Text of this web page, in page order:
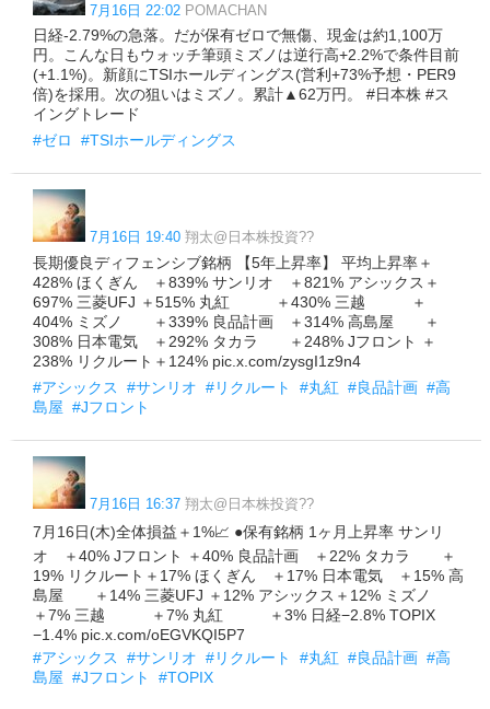
7月16日 22:02 POMACHAN
日経-2.79%の急落。だが保有ゼロで無傷、現金は約1,100万
円。こんな日もウォッチ筆頭ミズノは逆行高+2.2%で条件目前
(+1.1%)。新顔にTSIホールディングス(営利+73%予想・PER9
倍)を採用。次の狙いはミズノ。累計▲62万円。 #日本株 #ス
イングトレード
#ゼロ
#TSIホールディングス
7月16日 19:40 翔太@日本株投資??
長期優良ディフェンシブ銘柄 【5年上昇率】 平均上昇率＋
428% ほくぎん ＋839% サンリオ ＋821% アシックス＋
697% 三菱UFJ ＋515% 丸紅 ＋430% 三越 ＋
404% ミズノ ＋339% 良品計画 ＋314% 高島屋 ＋
308% 日本電気 ＋292% タカラ ＋248% Jフロント ＋
238% リクルート＋124% pic.x.com/zysgI1z9n4
#アシックス
#サンリオ #リクルート #丸紅 #良品計画 #高
島屋 #Jフロント
7月16日 16:37 翔太@日本株投資??
7月16日(木)全体損益＋1%📈 ●保有銘柄 1ヶ月上昇率 サンリ
オ ＋40% Jフロント ＋40% 良品計画 ＋22% タカラ ＋
19% リクルート＋17% ほくぎん ＋17% 日本電気 ＋15% 高
島屋 ＋14% 三菱UFJ ＋12% アシックス＋12% ミズノ
＋7% 三越 ＋7% 丸紅 ＋3% 日経−2.8% TOPIX
−1.4% pic.x.com/oEGVKQI5P7
#アシックス
#サンリオ #リクルート #丸紅 #良品計画 #高
島屋 #Jフロント #TOPIX